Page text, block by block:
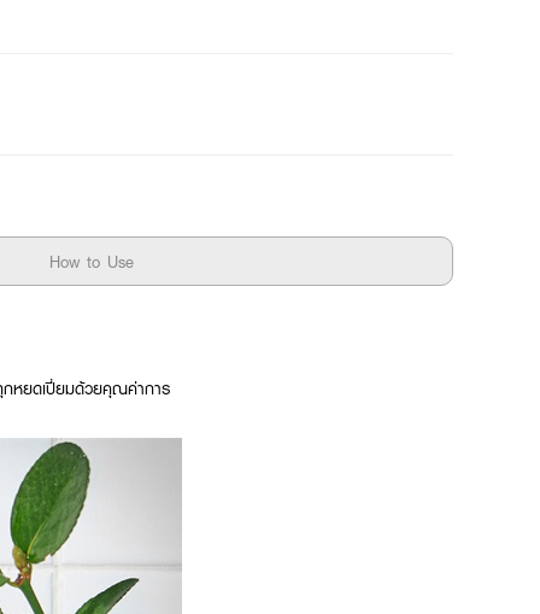
How to Use
หยดเปี่ยมด้วยคุณค่าการ